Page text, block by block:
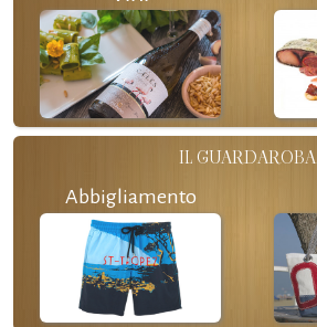
IL GUARDAROBA
Abbigliamento